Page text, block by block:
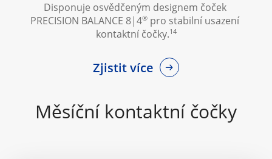
Disponuje osvědčeným designem čoček
PRECISION BALANCE 8|4® pro stabilní usazení
kontaktní čočky.14
Zjistit více
Měsíční kontaktní čočky